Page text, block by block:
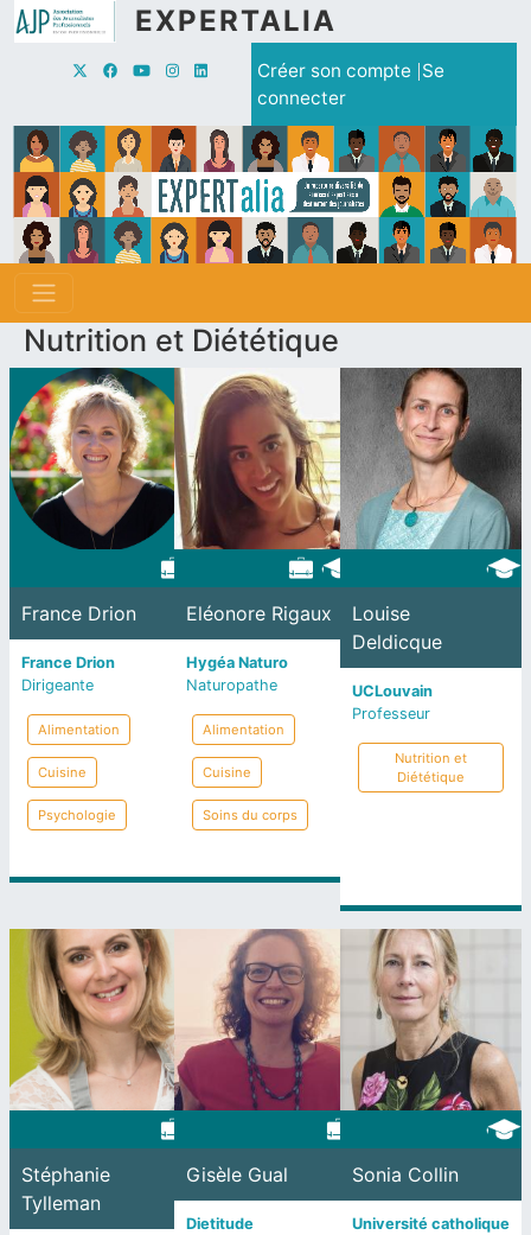
Aller au contenu principalEXPERTALIA
Menu du compte de
Créer son compte Se
connecter
Nutrition et Diététique
France Drion
France Drion
Dirigeante
Alimentation
Cuisine
Psychologie
Eléonore Rigaux
Hygéa Naturo
Naturopathe
Alimentation
Cuisine
Soins du corps
Louise
Deldicque
UCLouvain
Professeur
Nutrition et
Diététique
Stéphanie
Tylleman
Gisèle Gual
Dietitude
Sonia Collin
Université catholique